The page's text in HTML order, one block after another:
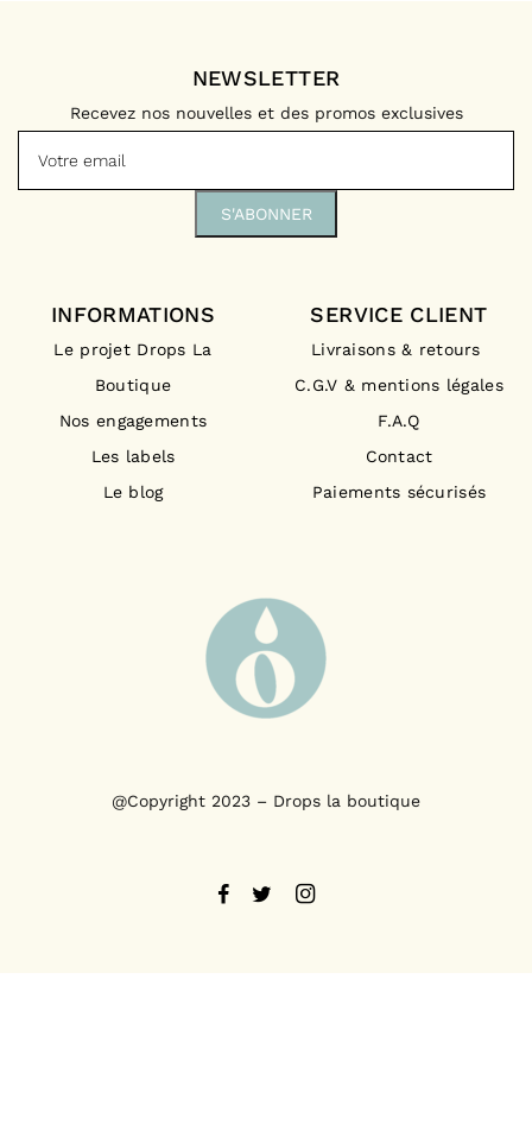
@Copyright 2023 – Drops la boutique
INFORMATIONS
Le projet Drops La
Boutique
Nos engagements
Les labels
Le blog
SERVICE CLIENT
Livraisons & retours
C.G.V & mentions légales
F.A.Q
Contact
Paiements sécurisés
NEWSLETTER
Recevez nos nouvelles et des promos exclusives